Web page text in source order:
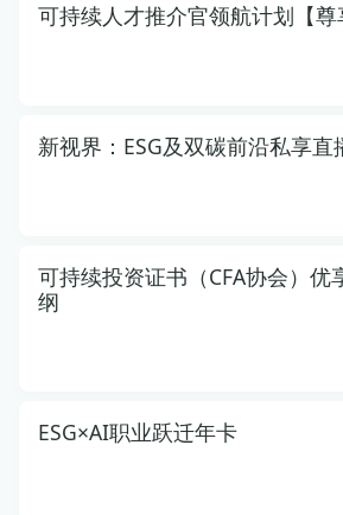
可持续人才推介官领航计划【尊
新视界：ESG及双碳前沿私享直
可持续投资证书（CFA协会）优
纲
ESG×AI职业跃迁年卡